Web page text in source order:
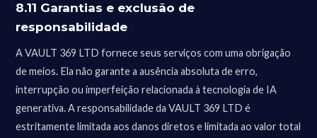
8.11 Garantias e exclusão de
responsabilidade
A VAULT 369 LTD fornece seus serviços com uma obrigação
de meios. Ela não garante a ausência absoluta de erro,
interrupção ou imperfeição relacionada à tecnologia de IA
generativa. A responsabilidade da VAULT 369 LTD é
estritamente limitada aos danos diretos e limitada ao valor total